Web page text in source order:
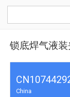
锁底焊气液
China